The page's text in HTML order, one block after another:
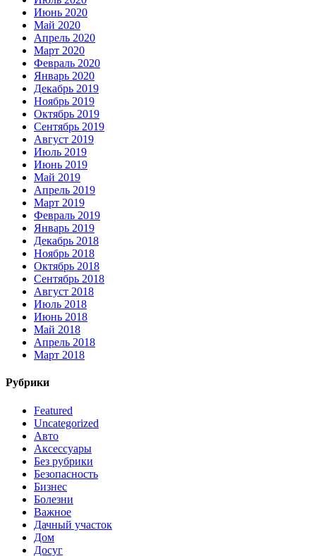
Июнь 2020
Май 2020
Апрель 2020
Март 2020
Февраль 2020
Январь 2020
Декабрь 2019
Ноябрь 2019
Октябрь 2019
Сентябрь 2019
Август 2019
Июль 2019
Июнь 2019
Май 2019
Апрель 2019
Март 2019
Февраль 2019
Январь 2019
Декабрь 2018
Ноябрь 2018
Октябрь 2018
Сентябрь 2018
Август 2018
Июль 2018
Июнь 2018
Май 2018
Апрель 2018
Март 2018
Рубрики
Featured
Uncategorized
Авто
Аксессуары
Без рубрики
Безопасность
Бизнес
Болезни
Важное
Дачный участок
Дом
Досуг